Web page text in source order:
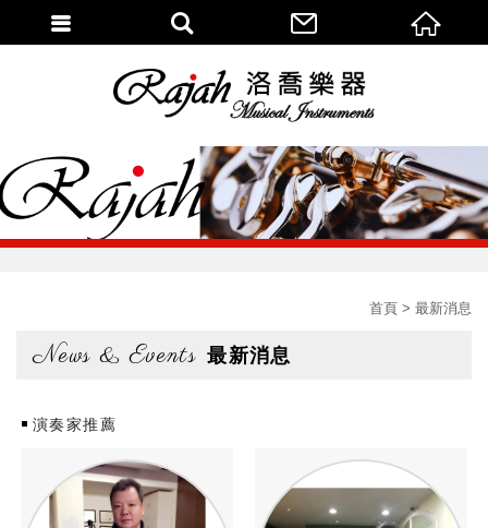
首頁 最新消息
News & Events 最新消息
演奏家推薦